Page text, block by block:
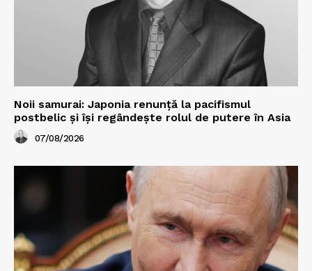
Noii samurai: Japonia renunță la pacifismul
postbelic și își regândește rolul de putere în Asia
07/08/2026